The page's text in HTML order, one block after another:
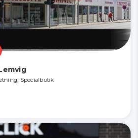
Specialbutik